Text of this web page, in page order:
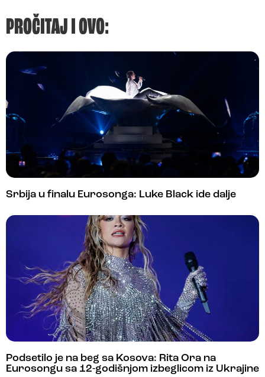
PROČITAJ I OVO:
Srbija u finalu Eurosonga: Luke Black ide dalje
Podsetilo je na beg sa Kosova: Rita Ora na
Eurosongu sa 12-godišnjom izbeglicom iz Ukrajine